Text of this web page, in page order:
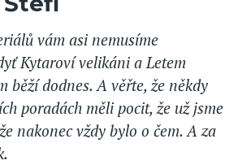
vám asi nemusíme
Kytaroví velikáni a Letem
běží dodnes. A věřte, že někdy
poradách měli pocit, že už jsme
nakonec vždy bylo o čem. A za